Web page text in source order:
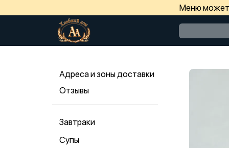
Меню может
Адреса и зоны доставки
Отзывы
Завтраки
Супы